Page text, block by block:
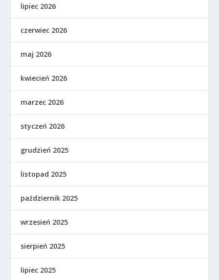
lipiec 2026
czerwiec 2026
maj 2026
kwiecień 2026
marzec 2026
styczeń 2026
grudzień 2025
listopad 2025
październik 2025
wrzesień 2025
sierpień 2025
lipiec 2025